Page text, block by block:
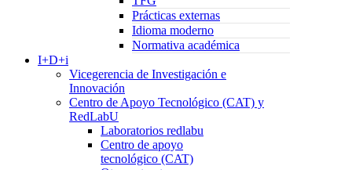
Prácticas externas
Idioma moderno
Normativa académica
I+D+i
Vicegerencia de Investigación e
Innovación
Centro de Apoyo Tecnológico (CAT) y
RedLabU
Laboratorios redlabu
Centro de apoyo
tecnológico (CAT)